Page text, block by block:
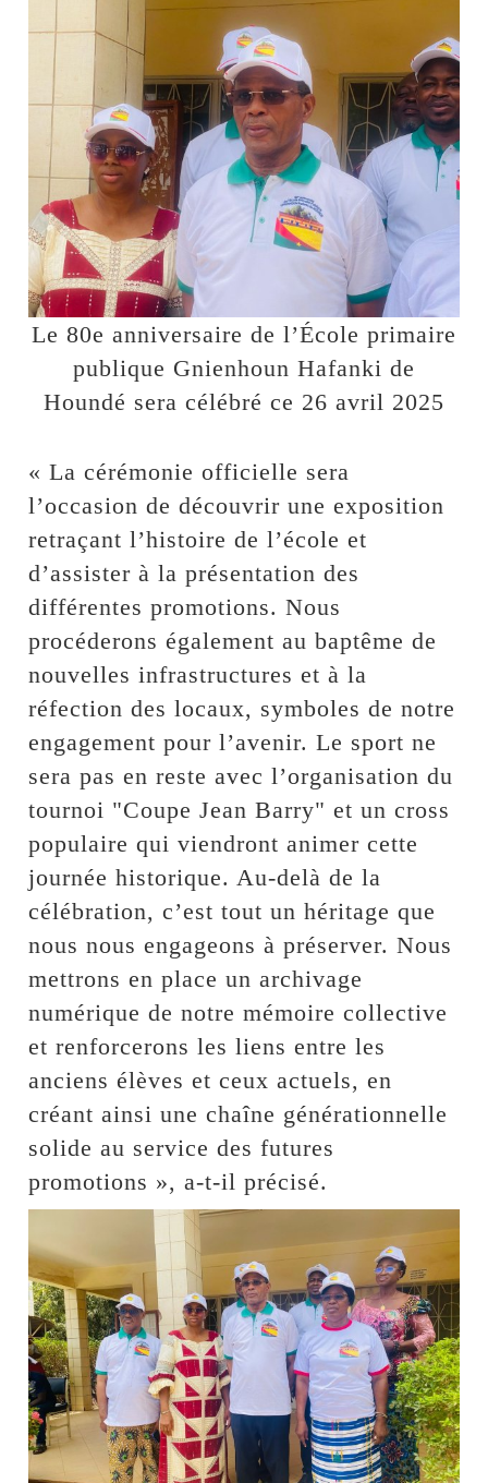
Le 80e anniversaire de l’École primaire
publique Gnienhoun Hafanki de
Houndé sera célébré ce 26 avril 2025
« La cérémonie officielle sera
l’occasion de découvrir une exposition
retraçant l’histoire de l’école et
d’assister à la présentation des
différentes promotions. Nous
procéderons également au baptême de
nouvelles infrastructures et à la
réfection des locaux, symboles de notre
engagement pour l’avenir. Le sport ne
sera pas en reste avec l’organisation du
tournoi "Coupe Jean Barry" et un cross
populaire qui viendront animer cette
journée historique. Au-delà de la
célébration, c’est tout un héritage que
nous nous engageons à préserver. Nous
mettrons en place un archivage
numérique de notre mémoire collective
et renforcerons les liens entre les
anciens élèves et ceux actuels, en
créant ainsi une chaîne générationnelle
solide au service des futures
promotions », a-t-il précisé.